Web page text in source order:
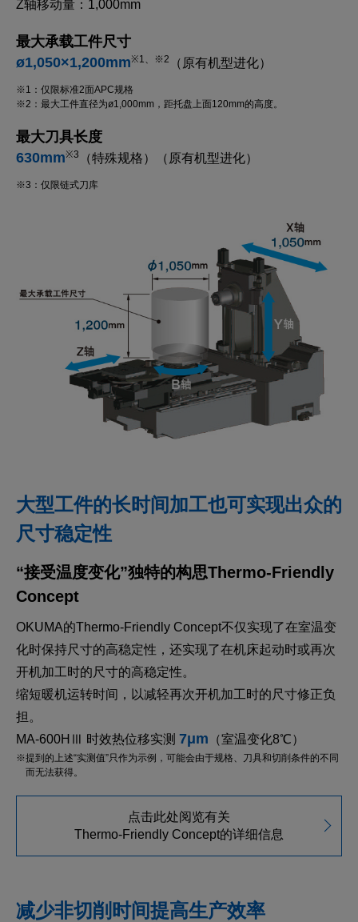
Z轴移动量：1,000mm
最大承载工件尺寸
ø1,050×1,200mm※1、※2 （原有机型进化）
※1：仅限标准2面APC规格
※2：最大工件直径为ø1,000mm，距托盘上面120mm的高度。
最大刀具长度
630mm※3 （特殊规格）（原有机型进化）
※3：仅限链式刀库
大型工件的长时间加工也可实现出众的
尺寸稳定性
“接受温度变化”独特的构思Thermo-Friendly
Concept
OKUMA的Thermo-Friendly Concept不仅实现了在室温变
化时保持尺寸的高稳定性，还实现了在机床起动时或再次
开机加工时的尺寸的高稳定性。
缩短暖机运转时间，以减轻再次开机加工时的尺寸修正负
担。
MA-600HⅢ 时效热位移实测 7μm （室温变化8℃）
※提到的上述“实测值”只作为示例，可能会由于规格、刀具和切削条件的不同
而无法获得。
点击此处阅览有关
Thermo-Friendly Concept的详细信息
减少非切削时间提高生产效率